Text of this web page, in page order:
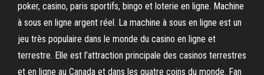
poker, casino, paris sportifs, bingo et loterie en ligne. Machine
à sous en ligne argent réel. La machine à sous en ligne est un
jeu très populaire dans le monde du casino en ligne et
terrestre. Elle est l’attraction principale des casinos terrestres
et en ligne au Canada et dans les quatre coins du monde. Fan